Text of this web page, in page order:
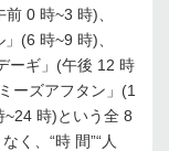
0 時~3 時)、
(6 時~9 時)、
ーギ」(午後 12 時
ーズアフタン」(1
時)という全 8
く、“時 間”“人